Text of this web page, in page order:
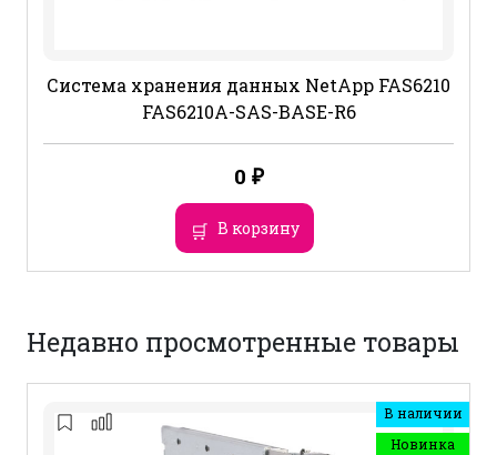
Система хранения данных NetApp FAS6210
FAS6210A-SAS-BASE-R6
0 ₽
В корзину
Недавно просмотренные товары
В наличии
Новинка